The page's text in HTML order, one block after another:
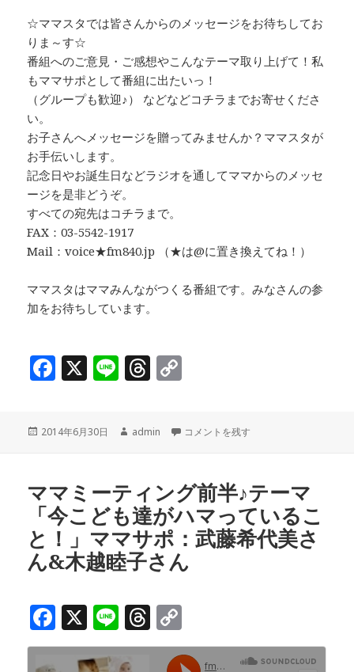
☆ママスタでは皆さんからのメッセージをお待ちしてお
りま～す☆
番組へのご意見・ご感想やこんなテーマ取り上げて！私
もママサポとして番組に出たいっ！
（グループも歓迎♪） などなどコチラまでお寄せくださ
い。
お子さんへメッセージを贈ってみませんか？ママスタが
お手伝いします。
記念日やお誕生日などラジオを通してママからのメッセ
ージを是非どうぞ。
すべての宛先はコチラまで。
FAX：03-5542-1917
Mail：voice★fm840.jp （★は@に置き換えてね！）
ママスタはママみんながつくる番組です。みなさんの参
加をお待ちしています。
F
c
e
o
o
k
X Li
e
T
r
e
d
s
y
n
k
投
2014年6月30日
作
admin ママミーティング後半♪テーマ「今こ
コメントを残す
ママミーティング前半♪テーマ
「今こども達がハマっているこ
と！」ママサポ：武藤希代美さ
ん&木越睦子さん
F
a
X Li
n
T
h o